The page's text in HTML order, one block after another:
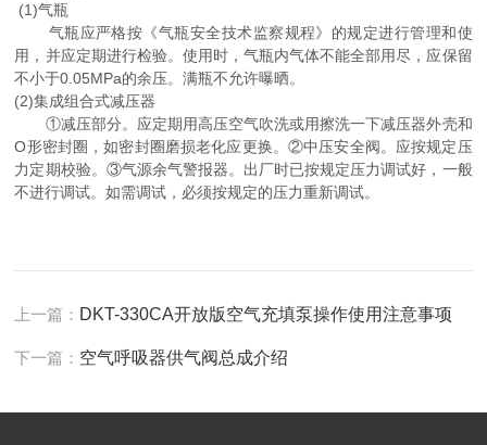
(1)气瓶
气瓶应严格按《气瓶安全技术监察规程》的规定进行管理和使
用，并应定期进行检验。使用时，气瓶内气体不能全部用尽，应保留
不小于0.05MPa的余压。满瓶不允许曝晒。
(2)集成组合式减压器
①减压部分。应定期用高压空气吹洗或用擦洗一下减压器外壳和
O形密封圈，如密封圈磨损老化应更换。②中压安全阀。应按规定压
力定期校验。③气源余气警报器。出厂时已按规定压力调试好，一般
不进行调试。如需调试，必须按规定的压力重新调试。
上一篇： DKT-330CA开放版空气充填泵操作使用注意事项
下一篇： 空气呼吸器供气阀总成介绍